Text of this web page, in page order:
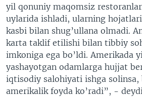
yil qonuniy maqomsiz
uylarida ishladi, ularning
kasbi bilan shug’ullana olmadi.
karta taklif etilishi bilan tibbiy
imkoniga ega bo’ldi. Amerikada
yashayotgan odamlarga hujjat
iqtisodiy salohiyati ishga solinsa,
amerikalik foyda ko’radi”, -